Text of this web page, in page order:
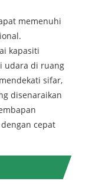
memenuhi
kapasiti
udara di ruang
sifar,
disenaraikan
cepat